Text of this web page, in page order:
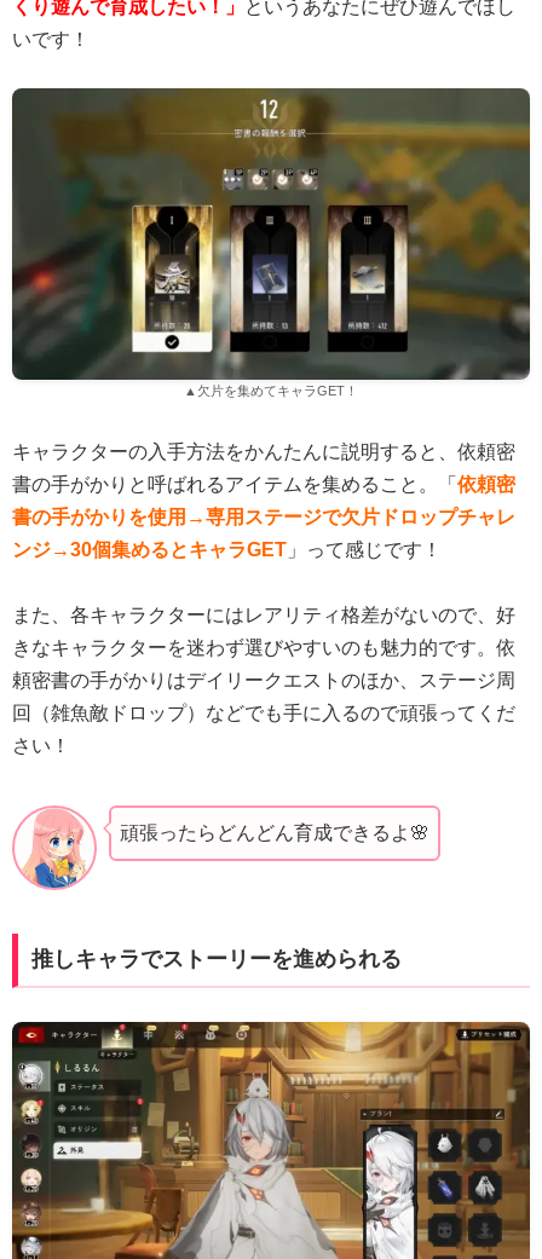
くり遊んで育成したい！」 というあなたにぜひ遊んでほし
いです！
▲欠片を集めてキャラGET！
キャラクターの入手方法をかんたんに説明すると、依頼密
書の手がかりと呼ばれるアイテムを集めること。「 依頼密
書の手がかりを使用→専用ステージで欠片ドロップチャレ
ンジ→30個集めるとキャラGET 」って感じです！
また、各キャラクターにはレアリティ格差がないので、好
きなキャラクターを迷わず選びやすいのも魅力的です。依
頼密書の手がかりはデイリークエストのほか、ステージ周
回（雑魚敵ドロップ）などでも手に入るので頑張ってくだ
さい！
頑張ったらどんどん育成できるよ🌸
推しキャラでストーリーを進められる